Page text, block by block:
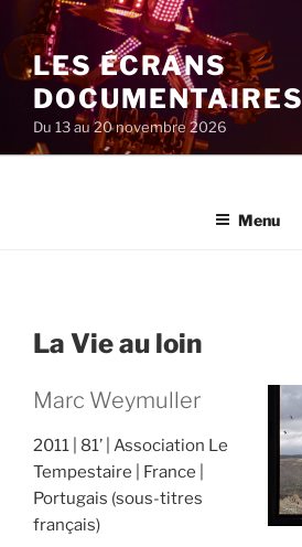
au
contenu
principal
LES ÉCRANS
DOCUMENTAIRES
Du 13 au 20 novembre 2026
Menu
La Vie au loin
Marc Weymuller
2011 81’
Association Le
Tempestaire
France
Portugais (sous-titres
français)